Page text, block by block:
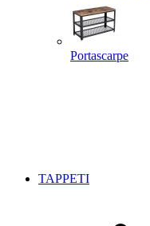
Portascarpe
TAPPETI